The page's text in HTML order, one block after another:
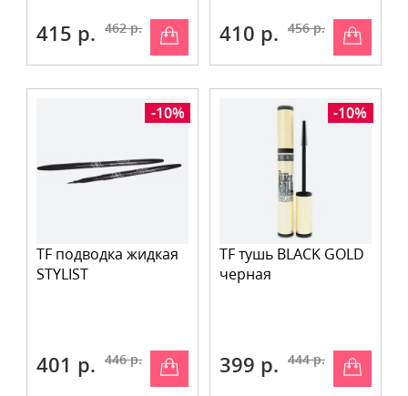
415 р. 462 р. 410 р. 456 р.
-10%
TF подводка жидкая
STYLIST
401 р. 446 р.
-10%
TF тушь BLACK GOLD
черная
399 р. 444 р.